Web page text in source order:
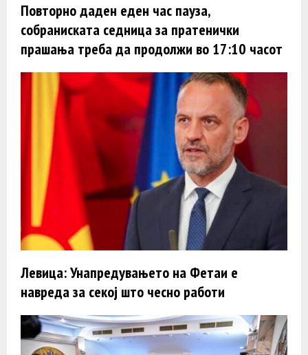
Повторно даден еден час пауза,
собраниската седница за пратенички
прашања треба да продолжи во 17:10 часот
Левица: Унапредувањето на Фетаи е
навреда за секој што чесно работи